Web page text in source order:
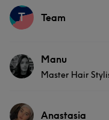
Friseur
Portfolio
Services
Services
Portfolio
T Team
ServicesManu
Master Hair
Services
Anastasia